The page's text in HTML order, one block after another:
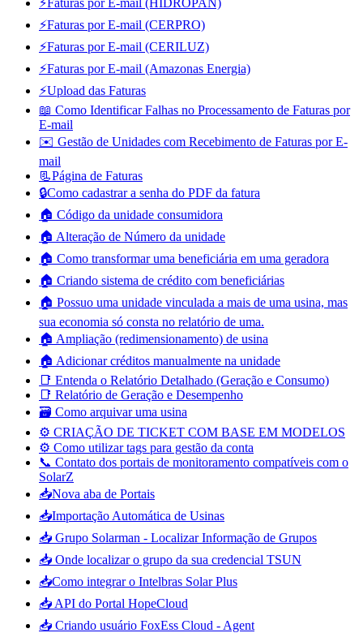
⚡Faturas por E-mail (HIDROPAN)
⚡Faturas por E-mail (CERPRO)
⚡Faturas por E-mail (CERILUZ)
⚡Faturas por E-mail (Amazonas Energia)
⚡Upload das Faturas
📖 Como Identificar Falhas no Processamento de Faturas por
E-mail
✉️ Gestão de Unidades com Recebimento de Faturas por E-
mail
📃Página de Faturas
🔒Como cadastrar a senha do PDF da fatura
🏠 Código da unidade consumidora
🏠 Alteração de Número da unidade
🏠 Como transformar uma beneficiária em uma geradora
🏠 Criando sistema de crédito com beneficiárias
🏠 Possuo uma unidade vinculada a mais de uma usina, mas
sua economia só consta no relatório de uma.
🏠 Ampliação (redimensionamento) de usina
🏠 Adicionar créditos manualmente na unidade
📑 Entenda o Relatório Detalhado (Geração e Consumo)
📑 Relatório de Geração e Desempenho
🗃️ Como arquivar uma usina
⚙️ CRIAÇÃO DE TICKET COM BASE EM MODELOS
⚙️ Como utilizar tags para gestão da conta
📞 Contato dos portais de monitoramento compatíveis com o
SolarZ
📥Nova aba de Portais
📥Importação Automática de Usinas
📥 Grupo Solarman - Localizar Informação de Grupos
📥 Onde localizar o grupo da sua credencial TSUN
📥Como integrar o Intelbras Solar Plus
📥 API do Portal HopeCloud
📥 Criando usuário FoxEss Cloud - Agent